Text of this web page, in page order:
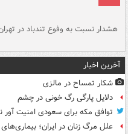
هشدار نسبت به وفوع تندباد در
آخرین اخبار
شکار تمساح در مالزی
دلایل پارگی رگ خونی در چشم
توافق مکه برای سعودی امنیت
علل مرگ زنان در ایران؛